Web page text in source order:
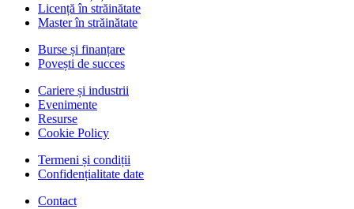
Licență în străinătate
Master în străinătate
Burse și finanțare
Povești de succes
Cariere și industrii
Evenimente
Resurse
Cookie Policy
Termeni și condiții
Confidențialitate date
Contact